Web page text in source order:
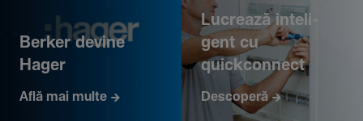
Berker devine
Hager
Află mai multe
Lucrează inte­li­
gent cu
quickconnect
Descoperă